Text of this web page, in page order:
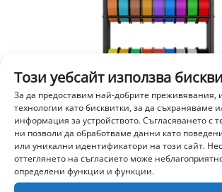
Този уебсайт използва
За да предоставим най-добрите преживявания,
технологии като бисквитки, за да съхраняваме
информация за устройството. Съгласяването с
ни позволи да обработваме данни като
или уникални идентификатори на този сайт.
оттеглянето на съгласието може
определени функции и функции.